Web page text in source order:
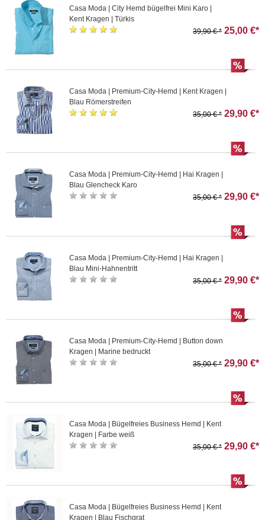
Casa Moda | City Hemd bügelfrei Mini Karo |
Kent Kragen | Türkis
39,90 € * 25,00 €*
Casa Moda | Premium-City-Hemd | Kent Kragen |
Blau Römerstreifen
35,00 € * 29,90 €*
Casa Moda | Premium-City-Hemd | Hai Kragen |
Blau Glencheck Karo
35,00 € * 29,90 €*
Casa Moda | Premium-City-Hemd | Hai Kragen |
Blau Mini-Hahnentritt
35,00 € * 29,90 €*
Casa Moda | Premium-City-Hemd | Button down
Kragen | Marine bedruckt
35,00 € * 29,90 €*
Casa Moda | Bügelfreies Business Hemd | Kent
Kragen | Farbe weiß
35,00 € * 29,90 €*
Casa Moda | Bügelfreies Business Hemd | Kent
Kragen | Blau Fischgrat